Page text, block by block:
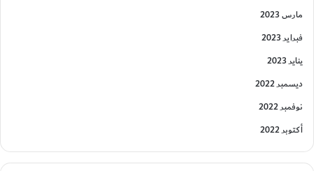
مارس 2023
فبراير 2023
يناير 2023
ديسمبر 2022
نوفمبر 2022
أكتوبر 2022